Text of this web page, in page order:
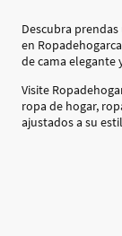
Descubra
en
de cama elegante
Visite
ropa de hogar,
ajustados a su